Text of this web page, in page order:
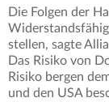
Die Folgen der
stellen, sagte
Das Risiko von
Risiko bergen
und den USA